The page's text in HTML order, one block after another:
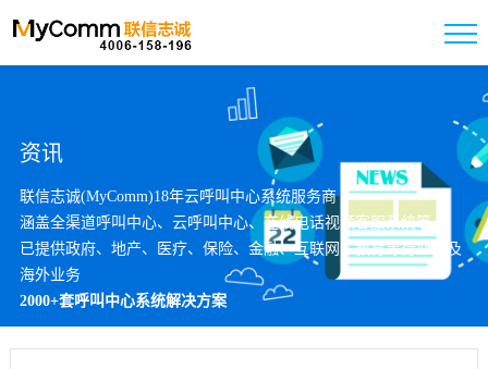
资讯
联信志诚(MyComm)18年云呼叫中心系统服务商
涵盖全渠道呼叫中心、云呼叫中心、在线电话视频客服系统等
已提供政府、地产、医疗、保险、金融、互联网、教育等行业以及
海外业务
2000+套呼叫中心系统解决方案